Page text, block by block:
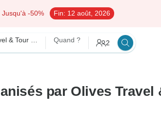
Jusqu'à -50% Fin: 12 août, 2026
Quand ? 2
par Olives Travel